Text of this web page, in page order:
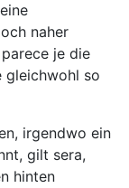
naher
je die
gleichwohl so
irgendwo ein
gilt sera,
hinten